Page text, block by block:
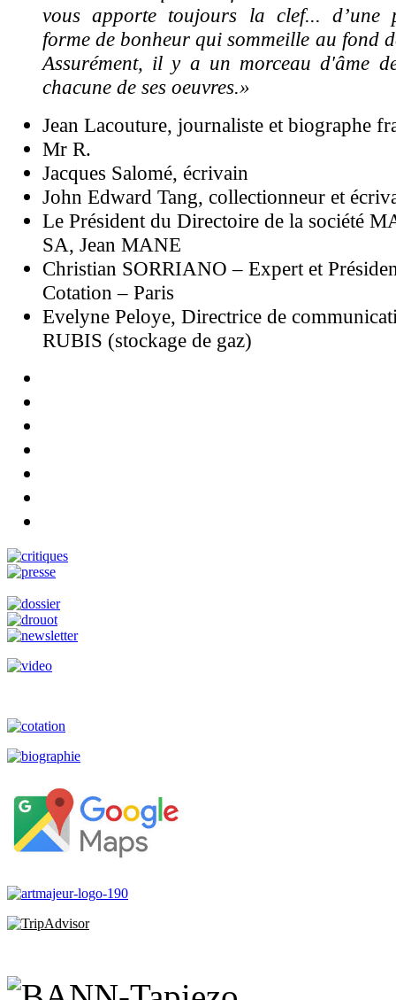
vous apporte toujours la clef... d’une
forme de bonheur qui sommeille au fond
Assurément, il y a un morceau d'âme
chacune de ses oeuvres.»
Jean Lacouture, journaliste et biographe
Mr R.
Jacques Salomé, écrivain
John Edward Tang, collectionneur et
Le Président du Directoire de la société
SA, Jean MANE
Christian SORRIANO – Expert et
Cotation – Paris
Evelyne Peloye, Directrice de
RUBIS (stockage de gaz)